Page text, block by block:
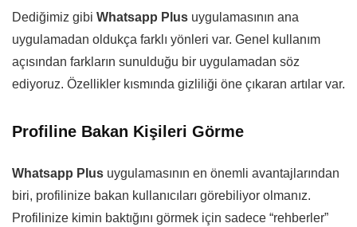
Dediğimiz gibi Whatsapp Plus uygulamasının ana
uygulamadan oldukça farklı yönleri var. Genel kullanım
açısından farkların sunulduğu bir uygulamadan söz
ediyoruz. Özellikler kısmında gizliliği öne çıkaran artılar var.
Profiline Bakan Kişileri Görme
Whatsapp Plus uygulamasının en önemli avantajlarından
biri, profilinize bakan kullanıcıları görebiliyor olmanız.
Profilinize kimin baktığını görmek için sadece “rehberler”